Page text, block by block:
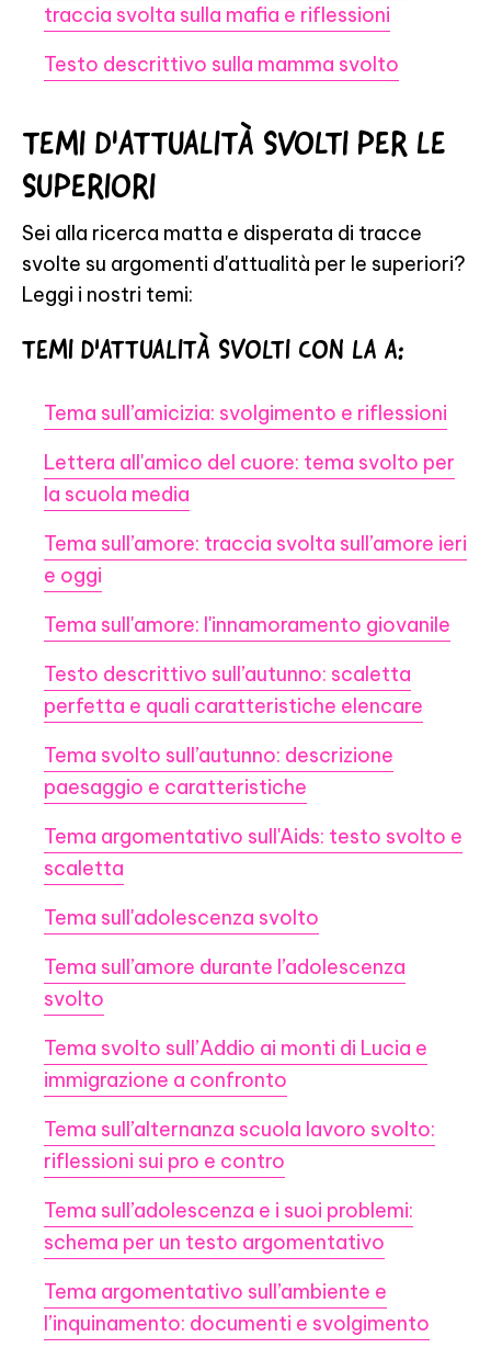
traccia svolta sulla mafia e riflessioni
Testo descrittivo sulla mamma svolto
TEMI D'ATTUALITÀ SVOLTI PER LE
SUPERIORI
Sei alla ricerca matta e disperata di tracce
svolte su argomenti d'attualità per le superiori?
Leggi i nostri temi:
TEMI D'ATTUALITÀ SVOLTI CON LA A:
Tema sull’amicizia: svolgimento e riflessioni
Lettera all'amico del cuore: tema svolto per
la scuola media
Tema sull’amore: traccia svolta sull’amore ieri
e oggi
Tema sull'amore: l'innamoramento giovanile
Testo descrittivo sull’autunno: scaletta
perfetta e quali caratteristiche elencare
Tema svolto sull’autunno: descrizione
paesaggio e caratteristiche
Tema argomentativo sull'Aids: testo svolto e
scaletta
Tema sull'adolescenza svolto
Tema sull’amore durante l’adolescenza
svolto
Tema svolto sull’Addio ai monti di Lucia e
immigrazione a confronto
Tema sull’alternanza scuola lavoro svolto:
riflessioni sui pro e contro
Tema sull’adolescenza e i suoi problemi:
schema per un testo argomentativo
Tema argomentativo sull’ambiente e
l’inquinamento: documenti e svolgimento